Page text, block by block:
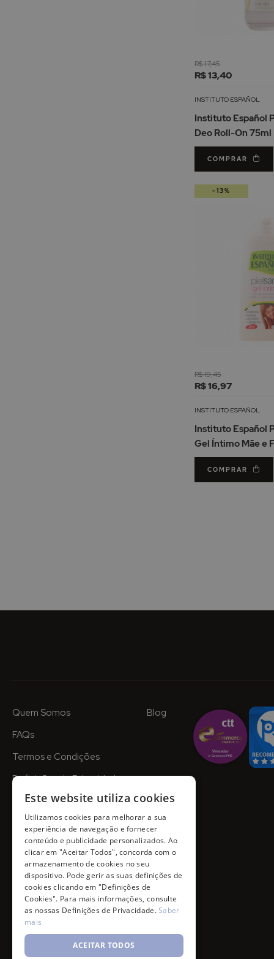
R$ 13,40
R$ 17,45
INSTITUTO ESPAÑOL
Instituto Español
Deo Roll-On 75ml
COMPRAR
R$ 16,97
R$ 19,45
INSTITUTO ESPAÑOL
Instituto Español
Gel Íntimo Mãe e
COMPRAR
-13%
Quem Somos
FAQs
Termos e Condições
Definições de Privacidade
Blog
Este website utiliza cookies
Utilizamos cookies para melhorar a sua
experiência de navegação e fornecer
conteúdo e publicidade personalizados. Ao
clicar em "Aceitar Todos", concorda com o
armazenamento de cookies no seu
dispositivo. Pode gerir as suas definições de
cookies clicando em "Definições de
Cookies". Para mais informações, consulte
as nossas Definições de Privacidade.Saber
mais
ACEITAR TODOS